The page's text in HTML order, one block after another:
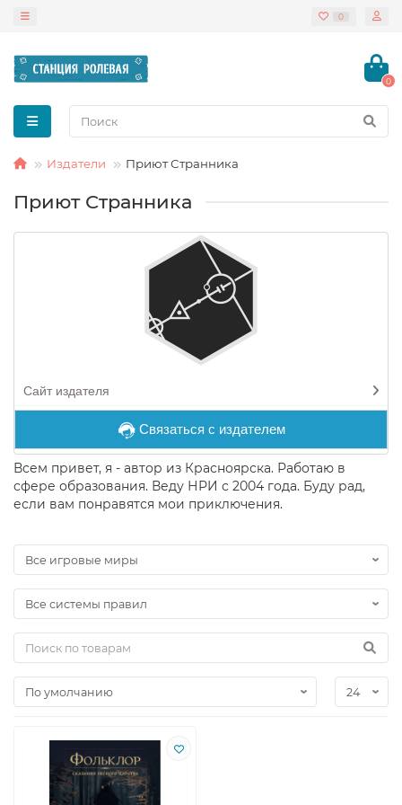
0
0
Издатели Приют Странника
Приют Странника
Сайт издателя
Связаться с издателем
Всем привет, я - автор из Красноярска. Работаю в
сфере образования. Веду НРИ с 2004 года. Буду рад,
если вам понравятся мои приключения.